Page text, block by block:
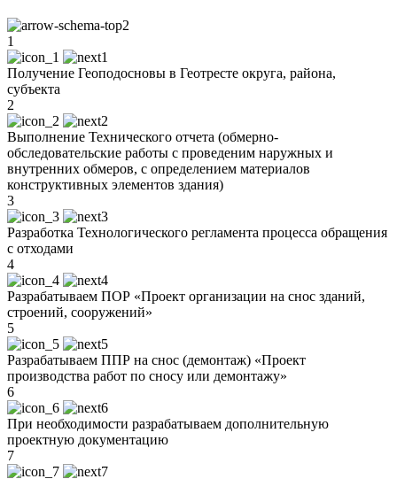
1
Получение Геоподосновы в Геотресте округа, района,
субъекта
2
Выполнение Технического отчета (обмерно-
обследовательские работы с проведеним наружных и
внутренних обмеров, с определением материалов
конструктивных элементов здания)
3
Разработка Технологического регламента процесса обращения
с отходами
4
Разрабатываем ПОР «Проект организации на снос зданий,
строений, сооружений»
5
Разрабатываем ППР на снос (демонтаж) «Проект
производства работ по сносу или демонтажу»
6
При необходимости разрабатываем дополнительную
проектную документацию
7